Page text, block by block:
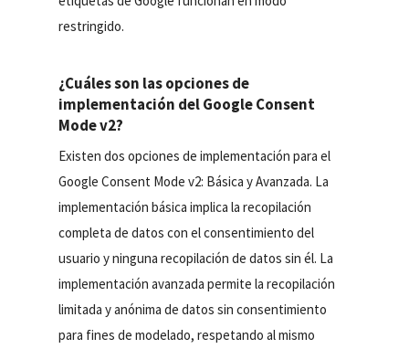
restringido.
¿Cuáles son las opciones de
implementación del Google Consent
Mode v2?
Existen dos opciones de implementación para el
Google Consent Mode v2: Básica y Avanzada. La
implementación básica implica la recopilación
completa de datos con el consentimiento del
usuario y ninguna recopilación de datos sin él. La
implementación avanzada permite la recopilación
limitada y anónima de datos sin consentimiento
para fines de modelado, respetando al mismo